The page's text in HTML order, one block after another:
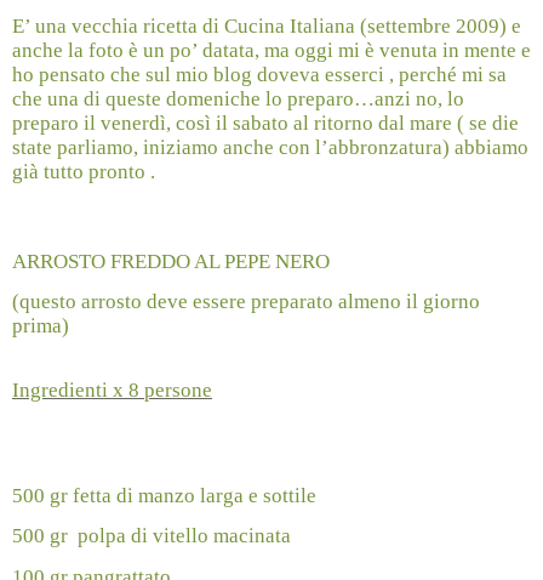
E’ una vecchia ricetta di Cucina Italiana (settembre 2009) e
anche la foto è un po’ datata, ma oggi mi è venuta in mente e
ho pensato che sul mio blog doveva esserci , perché mi sa
che una di queste domeniche lo preparo…anzi no, lo
preparo il venerdì, così il sabato al ritorno dal mare ( se die
state parliamo, iniziamo anche con l’abbronzatura) abbiamo
già tutto pronto .
ARROSTO FREDDO AL PEPE NERO
(questo arrosto deve essere preparato almeno il giorno
prima)
Ingredienti x 8 persone
500 gr fetta di manzo larga e sottile
500 gr polpa di vitello macinata